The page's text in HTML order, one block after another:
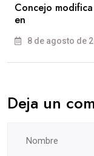
Concejo
en
8 de agosto de
Deja un